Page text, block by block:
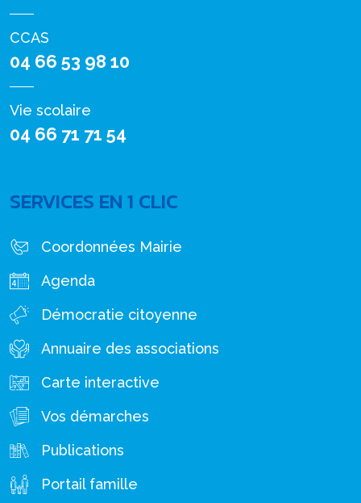
CCAS
04 66 53 98 10
Vie scolaire
04 66 71 71 54
SERVICES EN 1 CLIC
Coordonnées Mairie
Agenda
Démocratie citoyenne
Annuaire des associations
Carte interactive
Vos démarches
Publications
Portail famille